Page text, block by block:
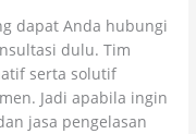
dapat Anda hubungi
dulu. Tim
serta solutif
Jadi apabila ingin
jasa pengelasan